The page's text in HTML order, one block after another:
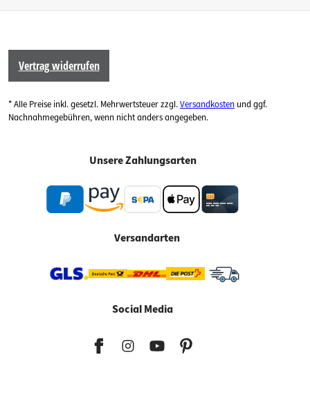
Vertrag widerrufen
* Alle Preise inkl. gesetzl. Mehrwertsteuer zzgl.Versandkosten und ggf.
Nachnahmegebühren, wenn nicht anders angegeben.
Unsere Zahlungsarten
Versandarten
Social Media